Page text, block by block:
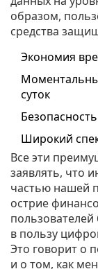
образом,
средства
Экономия
суток
Широкий
Все эти
заявлять, что
частью нашей
острие
пользователей
в пользу
Это говорит о
и о том, как